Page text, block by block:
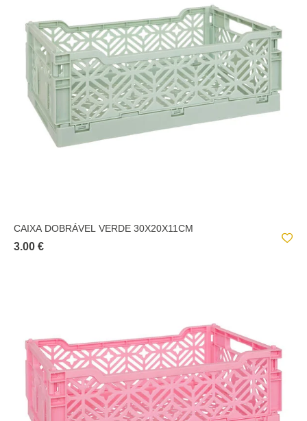
CAIXA DOBRÁVEL VERDE 30X20X11CM
3.00 €